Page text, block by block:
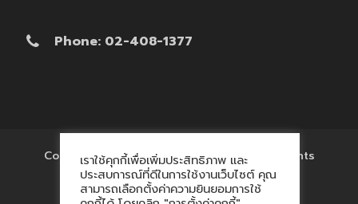
Phone: 02-408-1377
Copyright © 2017 'โรงงานของพรีเมี่ยม' All Rights
Reserved.
เราใช้คุกกี้เพื่อเพิ่มประสิทธิภาพ และ
ประสบการณ์ที่ดีในการใช้งานเว็บไซต์ คุณ
สามารถเลือกตั้งค่าความยินยอมการใช้